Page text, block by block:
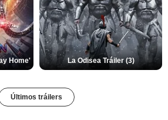
Home' La Odisea Tráiler (3)
Últimos tráilers